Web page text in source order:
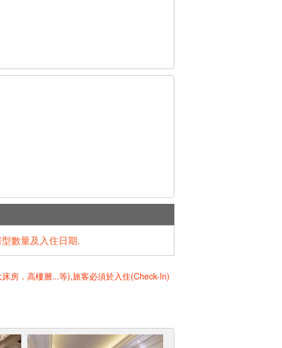
數量及入住日期.
房．高樓層...等),旅客必須於入住(Check-In)